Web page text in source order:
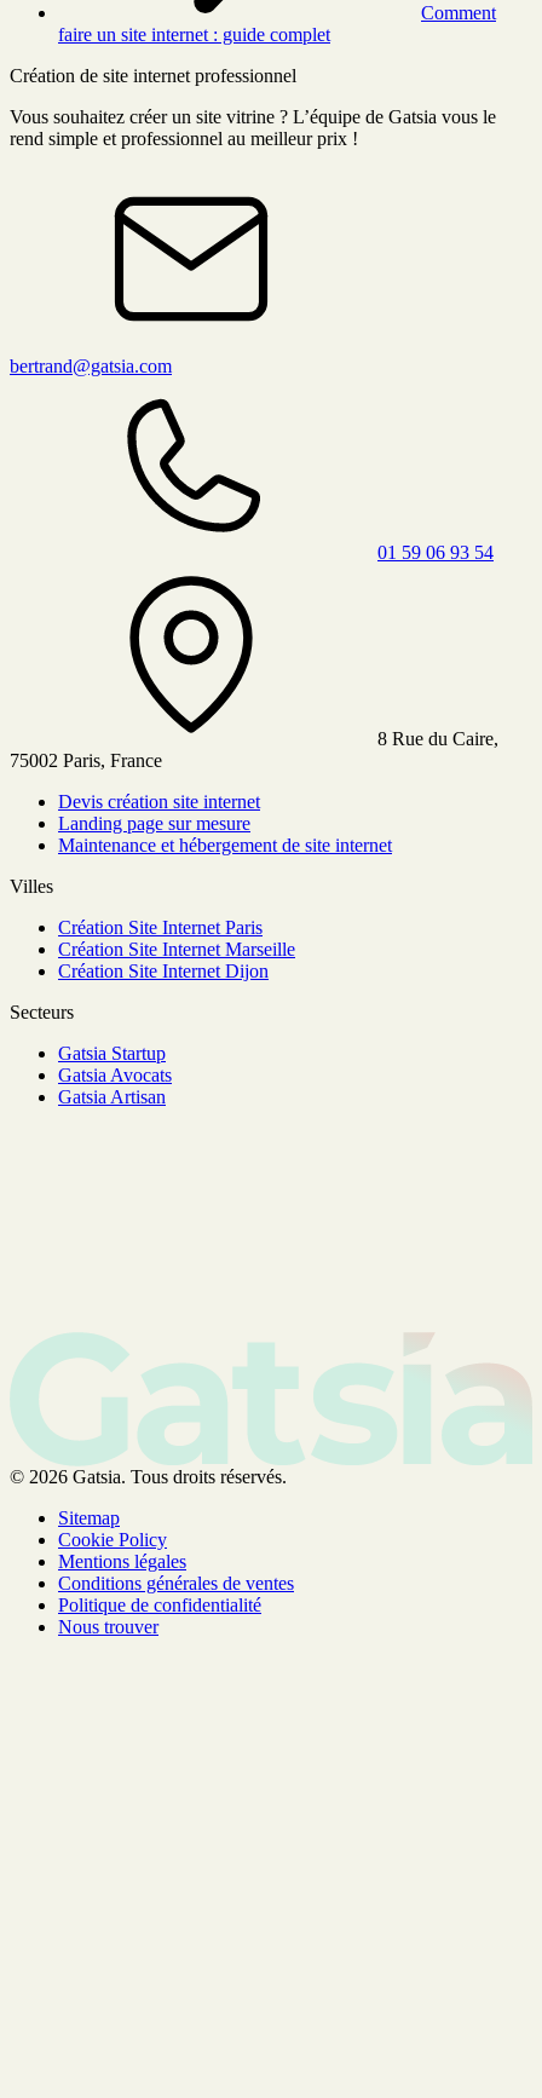
Comment
faire un site internet : guide complet
Création de site internet professionnel
Vous souhaitez créer un site vitrine ? L’équipe de Gatsia vous le
rend simple et professionnel au meilleur prix !
bertrand@gatsia.com
01 59 06 93 54
8 Rue du Caire,
75002 Paris, France
Devis création site internet
Landing page sur mesure
Maintenance et hébergement de site internet
Villes
Création Site Internet Paris
Création Site Internet Marseille
Création Site Internet Dijon
Secteurs
Gatsia Startup
Gatsia Avocats
Gatsia Artisan
© 2026 Gatsia. Tous droits réservés.
Sitemap
Cookie Policy
Mentions légales
Conditions générales de ventes
Politique de confidentialité
Nous trouver